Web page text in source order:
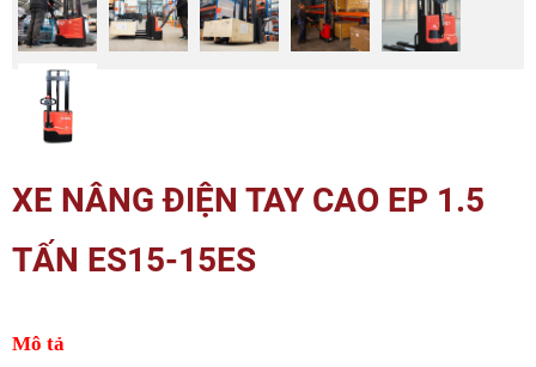
XE NÂNG ĐIỆN TAY CAO EP 1.5
TẤN ES15-15ES
Mô tả